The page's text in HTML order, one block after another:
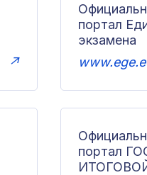
↗
портал
экзамена
портал